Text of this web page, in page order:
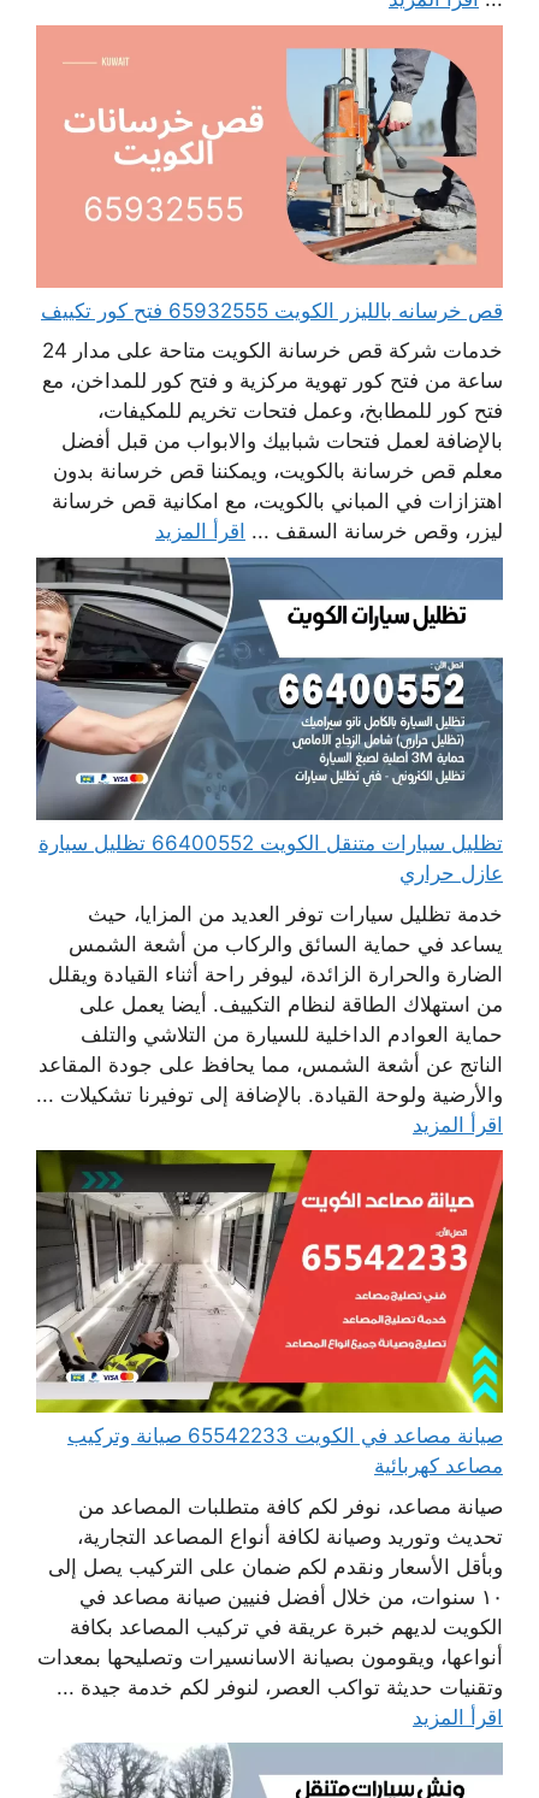
قص خرسانه بالليزر الكويت 65932555 فتح كور تكييف
خدمات شركة قص خرسانة الكويت متاحة على مدار 24
ساعة من فتح كور تهوية مركزية و فتح كور للمداخن، مع
فتح كور للمطابخ، وعمل فتحات تخريم للمكيفات،
بالإضافة لعمل فتحات شبابيك والابواب من قبل أفضل
معلم قص خرسانة بالكويت، ويمكننا قص خرسانة بدون
اهتزازات في المباني بالكويت، مع امكانية قص خرسانة
ليزر، وقص خرسانة السقف ... اقرأ المزيد
تظليل سيارات متنقل الكويت 66400552 تظليل سيارة
عازل حراري
خدمة تظليل سيارات توفر العديد من المزايا، حيث
يساعد في حماية السائق والركاب من أشعة الشمس
الضارة والحرارة الزائدة، ليوفر راحة أثناء القيادة ويقلل
من استهلاك الطاقة لنظام التكييف. أيضا يعمل على
حماية العوادم الداخلية للسيارة من التلاشي والتلف
الناتج عن أشعة الشمس، مما يحافظ على جودة المقاعد
والأرضية ولوحة القيادة. بالإضافة إلى توفيرنا تشكيلات ...
اقرأ المزيد
صيانة مصاعد في الكويت 65542233 صيانة وتركيب
مصاعد كهربائية
صيانة مصاعد، نوفر لكم كافة متطلبات المصاعد من
تحديث وتوريد وصيانة لكافة أنواع المصاعد التجارية،
وبأقل الأسعار ونقدم لكم ضمان على التركيب يصل إلى
١٠ سنوات، من خلال أفضل فنيين صيانة مصاعد في
الكويت لديهم خبرة عريقة في تركيب المصاعد بكافة
أنواعها، ويقومون بصيانة الاسانسيرات وتصليحها بمعدات
وتقنيات حديثة تواكب العصر، لنوفر لكم خدمة جيدة ...
اقرأ المزيد